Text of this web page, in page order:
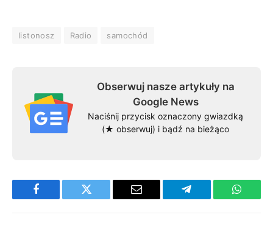
listonosz Radio samochód
Obserwuj nasze artykuły na
Google News
Naciśnij przycisk oznaczony gwiazdką
(★ obserwuj) i bądź na bieżąco
Facebook Twitter Email Telegram